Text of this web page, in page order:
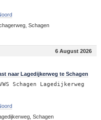
Schagen
6 August 2026
naar Lagedijkerweg te Schagen
Schagen Lagedijkerweg
Schagen